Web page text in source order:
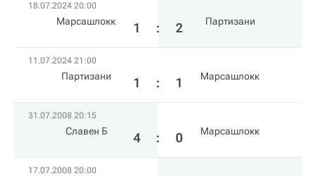
18.07.2024 20:00
Марсашлокк 1 : 2 Партизани
11.07.2024 21:00
Партизани 1 : 1 Марсашлокк
31.07.2008 20:15
Славен Б 4 : 0 Марсашлокк
17.07.2008 20:00